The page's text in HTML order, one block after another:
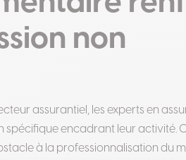
non
assurantiel, les experts en
spécifique encadrant leur activité.
à la professionnalisation du